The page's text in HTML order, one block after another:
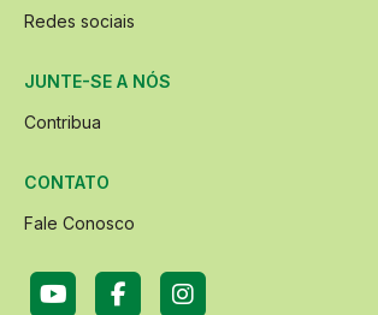
Redes sociais
JUNTE-SE A NÓS
Contribua
CONTATO
Fale Conosco